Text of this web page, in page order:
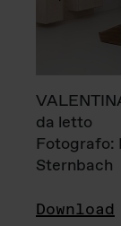
da letto
Fotografo:
Sternbach
Download